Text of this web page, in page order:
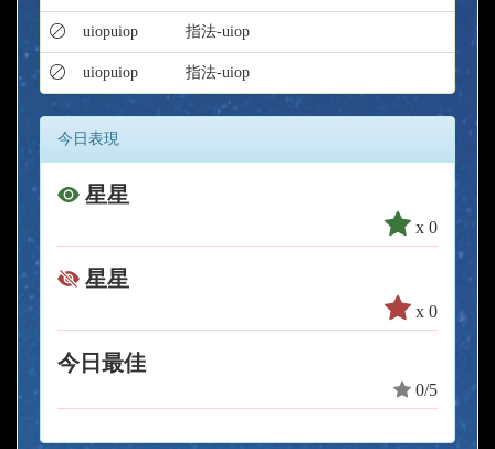
uiopuiop 指法-uiop
uiopuiop 指法-uiop
今日表現
星星
x 0
星星
x 0
今日最佳
0/5